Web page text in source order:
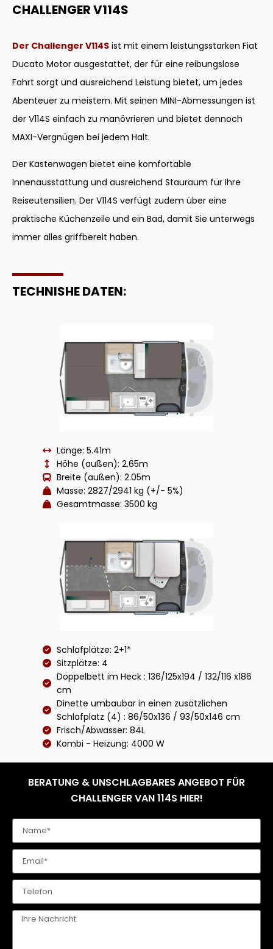
CHALLENGER V114S
Der Challenger V114S ist mit einem leistungsstarken Fiat
Ducato Motor ausgestattet, der für eine reibungslose
Fahrt sorgt und ausreichend Leistung bietet, um jedes
Abenteuer zu meistern. Mit seinen MINI-Abmessungen ist
der V114S einfach zu manövrieren und bietet dennoch
MAXI-Vergnügen bei jedem Halt.
Der Kastenwagen bietet eine komfortable
Innenausstattung und ausreichend Stauraum für Ihre
Reiseutensilien. Der V114S verfügt zudem über eine
praktische Küchenzeile und ein Bad, damit Sie unterwegs
immer alles griffbereit haben.
TECHNISHE DATEN:
Länge: 5.41m
Höhe (außen): 2.65m
Breite (außen): 2.05m
Masse: 2827/2941 kg (+/- 5%)
Gesamtmasse: 3500 kg
Schlafplätze: 2+1*
Sitzplätze: 4
Doppelbett im Heck : 136/125x194 / 132/116 x186
cm
Dinette umbaubar in einen zusätzlichen
Schlafplatz (4) : 86/50x136 / 93/50x146 cm
Frisch/Abwasser: 84L
Kombi - Heizung: 4000 W
BERATUNG & UNSCHLAGBARES ANGEBOT FÜR
CHALLENGER VAN 114S HIER!